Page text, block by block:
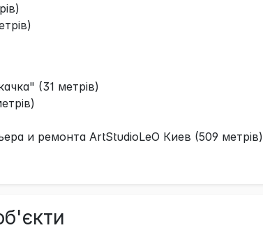
(31 метрів)
и ремонта ArtStudioLeO Киев (509 метрів)